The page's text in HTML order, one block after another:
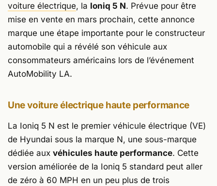
voiture électrique, la Ioniq 5 N. Prévue pour être
mise en vente en mars prochain, cette annonce
marque une étape importante pour le constructeur
automobile qui a révélé son véhicule aux
consommateurs américains lors de l’événement
AutoMobility LA.
Une voiture électrique haute performance
La Ioniq 5 N est le premier véhicule électrique (VE)
de Hyundai sous la marque N, une sous-marque
dédiée aux véhicules haute performance. Cette
version améliorée de la Ioniq 5 standard peut aller
de zéro à 60 MPH en un peu plus de trois